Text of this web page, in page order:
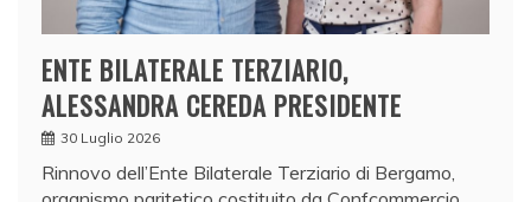
ENTE BILATERALE TERZIARIO,
ALESSANDRA CEREDA PRESIDENTE
30 Luglio 2026
Rinnovo dell’Ente Bilaterale Terziario di Bergamo,